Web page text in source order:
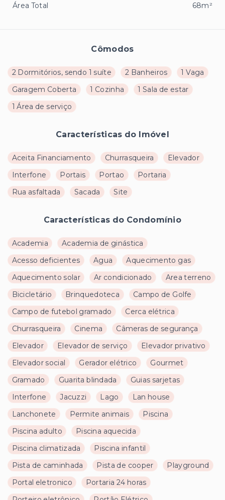
Cômodos
2 Dormitórios, sendo 1 suíte 2 Banheiros
1 Vaga
Garagem Coberta
1 Cozinha
1 Sala de estar
1 Área de serviço
Características do Imóvel
Aceita Financiamento Churrasqueira
Elevador
Interfone
Portais Portao
Portaria
Rua asfaltada
Sacada Site
Características do Condomínio
Academia
Academia de ginástica
Acesso deficientes
Agua
Aquecimento gas
Aquecimento solar
Ar condicionado
Area terreno
Bicicletário
Brinquedoteca
Campo de Golfe
Campo de futebol gramado
Cerca elétrica
Churrasqueira
Cinema
Câmeras de segurança
Elevador
Elevador de serviço
Elevador privativo
Elevador social
Gerador elétrico
Gourmet
Gramado
Guarita blindada
Guias sarjetas
Interfone
Jacuzzi Lago
Lan house
Lanchonete
Permite animais
Piscina
Piscina adulto
Piscina aquecida
Piscina climatizada
Piscina infantil
Pista de caminhada
Pista de cooper
Playground
Portal eletronico
Portaria 24 horas
Área Total
68m²